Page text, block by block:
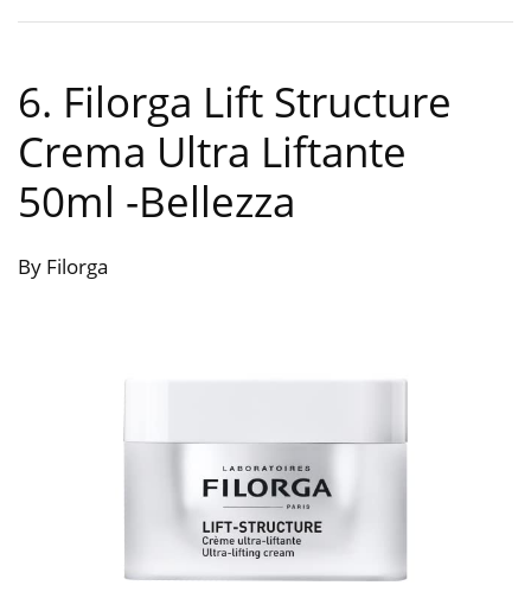
6. Filorga Lift Structure
Crema Ultra Liftante
50ml -Bellezza
By Filorga